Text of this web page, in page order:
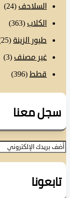
السلاحف(24)
الكلاب(363)
طيور الزينة (25)
غير مصنف(3)
قطط
(396)
معنا